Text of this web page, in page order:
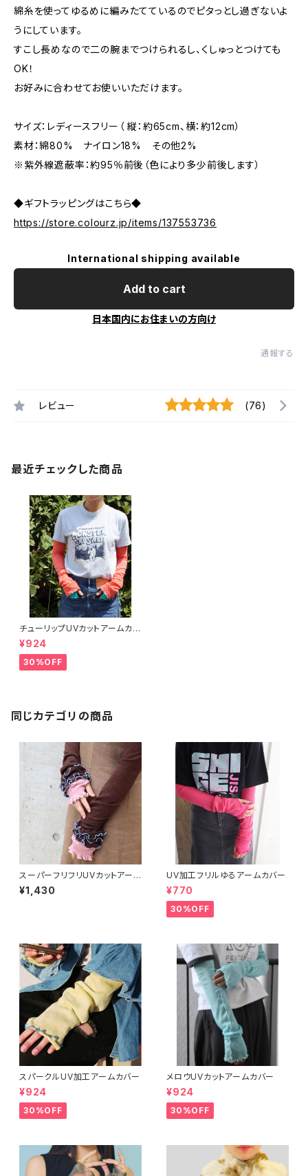
綿糸を使ってゆるめに編みたてているのでピタっとし過ぎないよ
うにしています。
すこし長めなので二の腕までつけられるし、くしゅっとつけても
OK！
お好みに合わせてお使いいただけます。
サイズ：レディースフリー（ 縦：約65cm、横：約12cm）
素材：綿80% ナイロン18% その他2%
※紫外線遮蔽率：約95％前後（色により多少前後します）
◆ギフトラッピングはこちら◆
https://store.colourz.jp/items/137553736
International shipping available
Add to cart
日本国内にお住まいの方向け
通報する
レビュー (76)
最近チェックした商品
チューリップUVカットアームカバ
ー
¥924
30%OFF
同じカテゴリの商品
スーパーフリフリUVカットアー
ムカバー
¥1,430
UV加工フリルゆるアームカバー
¥770
30%OFF
スパークルUV加工アームカバー
¥924
30%OFF
メロウUVカットアームカバー
¥924
30%OFF